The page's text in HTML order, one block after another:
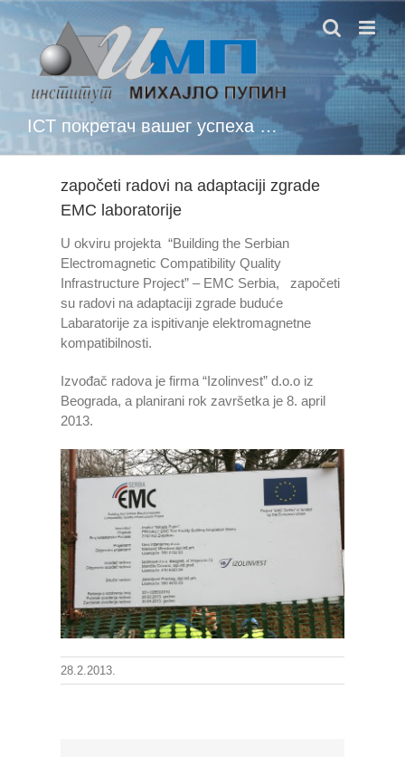
to
content
ICT покретач вашег успеха …
započeti radovi na adaptaciji zgrade
EMC laboratorije
U okviru projekta “Building the Serbian
Electromagnetic Compatibility Quality
Infrastructure Project” – EMC Serbia, započeti
su radovi na adaptaciji zgrade buduće
Labaratorije za ispitivanje elektromagnetne
kompatibilnosti.
Izvođač radova je firma “Izolinvest” d.o.o iz
Beograda, a planirani rok završetka je 8. april
2013.
28.2.2013.